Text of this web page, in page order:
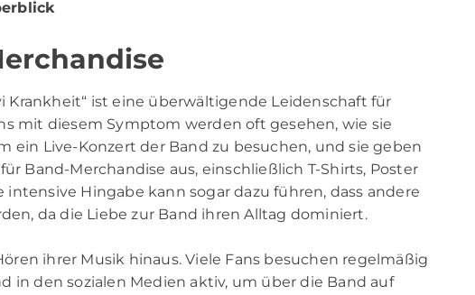
Krankheit“ ist eine überwältigende Leidenschaft für
mit diesem Symptom werden oft gesehen, wie sie
ein Live-Konzert der Band zu besuchen, und sie geben
Band-Merchandise aus, einschließlich T-Shirts, Poster
Hingabe kann sogar dazu führen, dass andere
da die Liebe zur Band ihren Alltag dominiert.
ihrer Musik hinaus. Viele Fans besuchen regelmäßig
in den sozialen Medien aktiv, um über die Band auf